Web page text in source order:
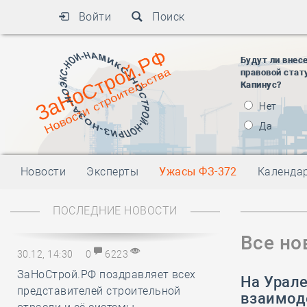
Войти Поиск
Будут ли
правовой
Капинус?
Нет
Да
Новости Эксперты Ужасы ФЗ-372
ПОСЛЕДНИЕ НОВОСТИ
30.12, 14:30 0 6223
ЗаНоСтрой.РФ поздравляет всех
представителей строительной
Все
На